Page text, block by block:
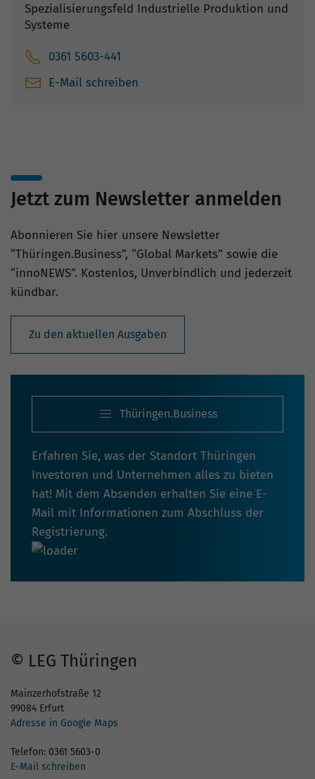
Spezialisierungsfeld Industrielle Produktion und
Systeme
0361 5603-441
E-Mail schreiben
Jetzt zum Newsletter anmelden
Abonnieren Sie hier unsere Newsletter
“Thüringen.Business”, “Global Markets” sowie die
“innoNEWS”. Kostenlos, Unverbindlich und jederzeit
kündbar.
Zu den aktuellen Ausgaben
Thüringen.Business
Erfahren Sie, was der Standort Thüringen
Investoren und Unternehmen alles zu bieten
hat! Mit dem Absenden erhalten Sie eine E-
Mail mit Informationen zum Abschluss der
Registrierung.
© LEG Thüringen
Mainzerhofstraße 12
99084 Erfurt
Adresse in Google Maps
Telefon: 0361 5603-0
E-Mail schreiben